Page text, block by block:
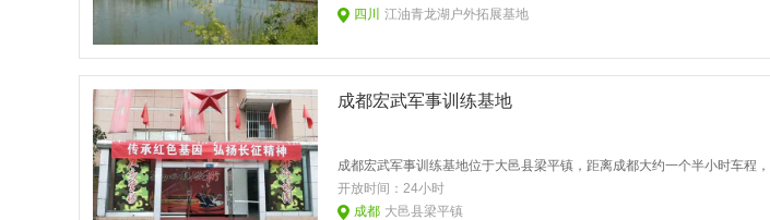
四川
江油青龙湖户外拓展基地
成都宏武军事训练基地
开放时间： 24小时
成都 大邑县梁平镇